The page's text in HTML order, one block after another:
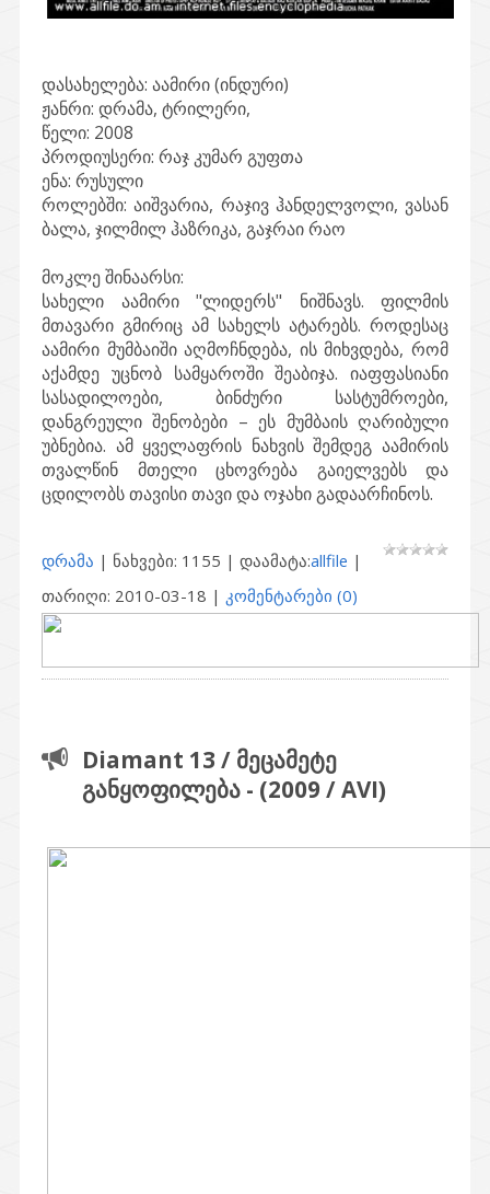
დასახელება: აამირი (ინდური)
ჟანრი: დრამა, ტრილერი,
წელი: 2008
პროდიუსერი: რაჯ კუმარ გუფთა
ენა: რუსული
როლებში: აიშვარია, რაჯივ ჰანდელვოლი, ვასან
ბალა, ჯილმილ ჰაზრიკა, გაჯრაი რაო
მოკლე შინაარსი:
სახელი აამირი "ლიდერს" ნიშნავს. ფილმის
მთავარი გმირიც ამ სახელს ატარებს. როდესაც
აამირი მუმბაიში აღმოჩნდება, ის მიხვდება, რომ
აქამდე უცნობ სამყაროში შეაბიჯა. იაფფასიანი
სასადილოები, ბინძური სასტუმროები,
დანგრეული შენობები – ეს მუმბაის ღარიბული
უბნებია. ამ ყველაფრის ნახვის შემდეგ აამირის
თვალწინ მთელი ცხოვრება გაიელვებს და
ცდილობს თავისი თავი და ოჯახი გადაარჩინოს.
დრამა | ნახვები: 1155 | დაამატა:allfile |
თარიღი: 2010-03-18 | კომენტარები (0)
Diamant 13 / მეცამეტე
განყოფილება - (2009 / AVI)